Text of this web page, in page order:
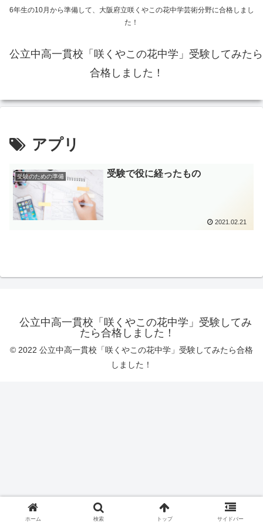
6年生の10月から準備して、大阪府立咲くやこの花中学芸術分野に合格しまし
た！
公立中高一貫校「咲くやこの花中学」受験してみたら
合格しました！
アプリ
受験のための準備 受験で役に経ったもの
2021.02.21
公立中高一貫校「咲くやこの花中学」受験してみ
たら合格しました！
© 2022 公立中高一貫校「咲くやこの花中学」受験してみたら合格
しました！
ホーム 検索 トップ サイドバー